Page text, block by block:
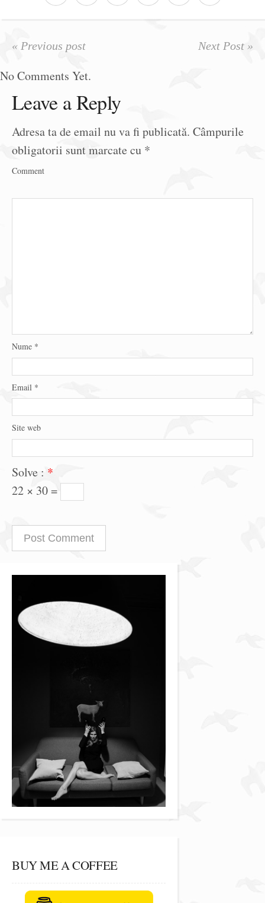
« Previous post Next Post »
No Comments Yet.
Leave a Reply
Adresa ta de email nu va fi publicată. Câmpurile
obligatorii sunt marcate cu *
Comment
Nume *
Email *
Site web
Solve : *
22 × 30 =
BUY ME A COFFEE